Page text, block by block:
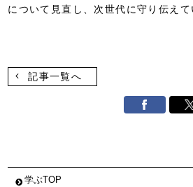
について見直し、次世代に守り伝えて
記事一覧へ
学ぶTOP